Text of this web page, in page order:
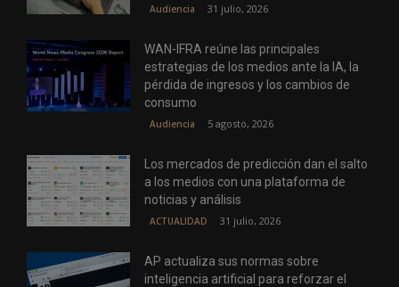
Audiencia 31 julio, 2026
WAN-IFRA reúne las principales
estrategias de los medios ante la IA, la
pérdida de ingresos y los cambios de
consumo
Audiencia 5 agosto, 2026
Los mercados de predicción dan el salto
a los medios con una plataforma de
noticias y análisis
ACTUALIDAD 31 julio, 2026
AP actualiza sus normas sobre
inteligencia artificial para reforzar el